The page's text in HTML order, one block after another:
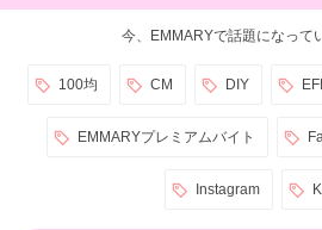
今、EMMARYで話題になって
100均 CM DIY
EMMARYプレミアムバイト
Instagram